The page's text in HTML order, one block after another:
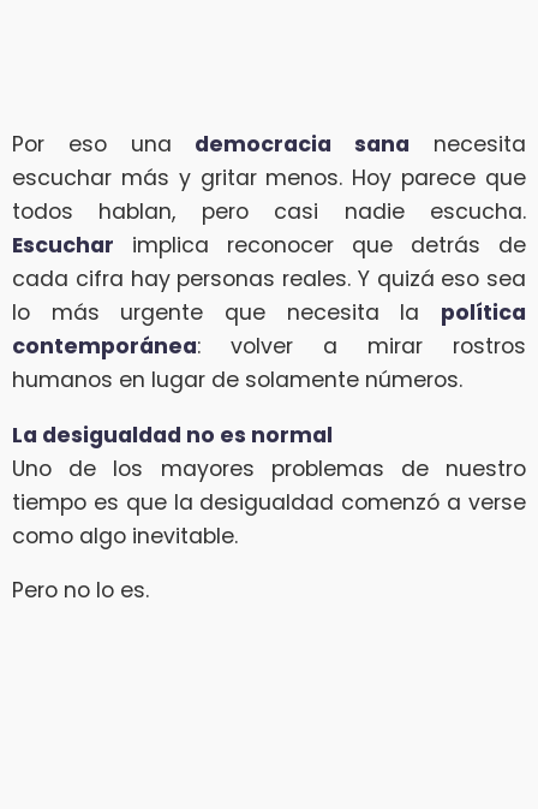
Por eso una democracia sana necesita
escuchar más y gritar menos. Hoy parece que
todos hablan, pero casi nadie escucha.
Escuchar implica reconocer que detrás de
cada cifra hay personas reales. Y quizá eso sea
lo más urgente que necesita la política
contemporánea: volver a mirar rostros
humanos en lugar de solamente números.
La desigualdad no es normal
Uno de los mayores problemas de nuestro
tiempo es que la desigualdad comenzó a verse
como algo inevitable.
Pero no lo es.